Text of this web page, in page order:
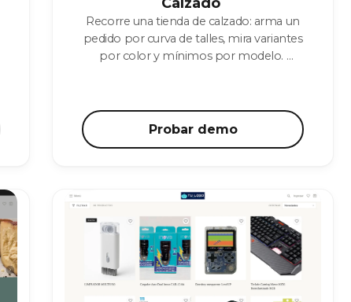
Recorre una tienda de calzado: arma un
pedido por curva de talles, mira variantes
por color y mínimos por modelo.
Probar demo